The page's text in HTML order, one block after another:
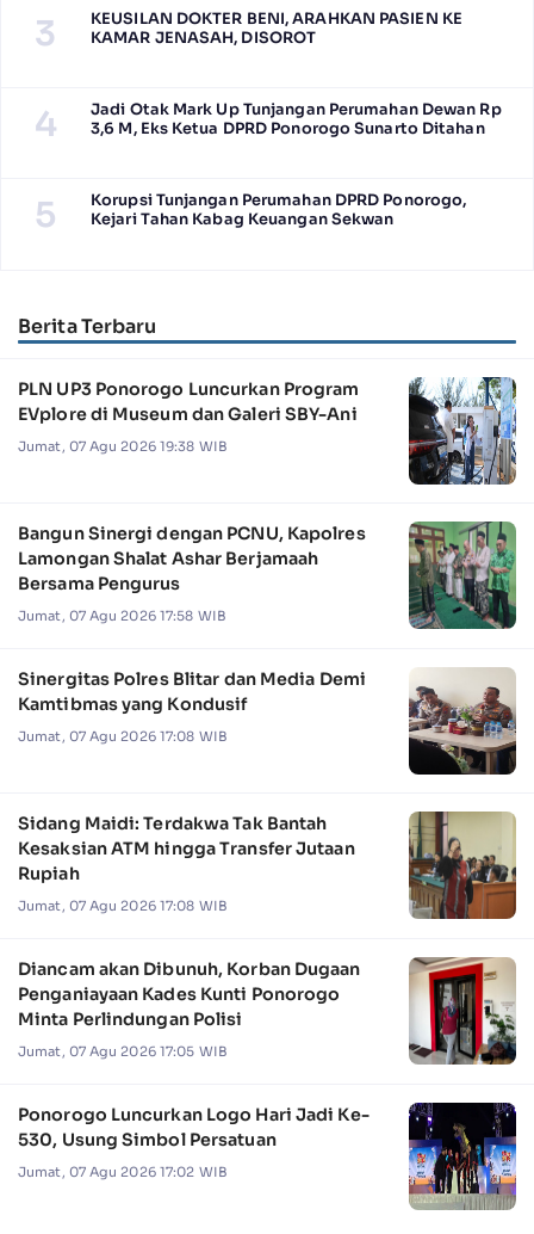
3
KEUSILAN DOKTER BENI, ARAHKAN PASIEN KE
KAMAR JENASAH, DISOROT
4
Jadi Otak Mark Up Tunjangan Perumahan Dewan Rp
3,6 M, Eks Ketua DPRD Ponorogo Sunarto Ditahan
5
Korupsi Tunjangan Perumahan DPRD Ponorogo,
Kejari Tahan Kabag Keuangan Sekwan
Berita Terbaru
PLN UP3 Ponorogo Luncurkan Program
EVplore di Museum dan Galeri SBY-Ani
Jumat, 07 Agu 2026 19:38 WIB
Bangun Sinergi dengan PCNU, Kapolres
Lamongan Shalat Ashar Berjamaah
Bersama Pengurus
Jumat, 07 Agu 2026 17:58 WIB
Sinergitas Polres Blitar dan Media Demi
Kamtibmas yang Kondusif
Jumat, 07 Agu 2026 17:08 WIB
Sidang Maidi: Terdakwa Tak Bantah
Kesaksian ATM hingga Transfer Jutaan
Rupiah
Jumat, 07 Agu 2026 17:08 WIB
Diancam akan Dibunuh, Korban Dugaan
Penganiayaan Kades Kunti Ponorogo
Minta Perlindungan Polisi
Jumat, 07 Agu 2026 17:05 WIB
Ponorogo Luncurkan Logo Hari Jadi Ke-
530, Usung Simbol Persatuan
Jumat, 07 Agu 2026 17:02 WIB